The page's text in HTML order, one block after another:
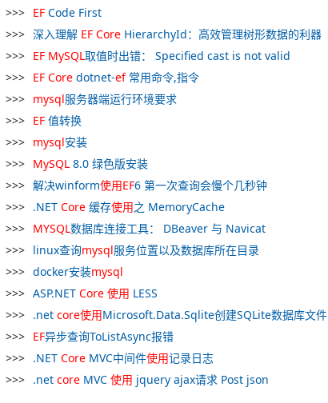
EF Code First
深入理解 EF Core HierarchyId：高效管理树形数据的利器
EF MySQL取值时出错： Specified cast is not valid
EF Core dotnet-ef常用命令,指令
mysql服务器端运行环境要求
EF 值转换
mysql安装
MySQL 8.0 绿色版安装
解决winform使用EF6 第一次查询会慢个几秒钟
.NET Core 缓存使用之 MemoryCache
MYSQL数据库连接工具： DBeaver 与 Navicat
linux查询mysql服务位置以及数据库所在目录
docker安装mysql
ASP.NET Core 使用 LESS
.net core使用Microsoft.Data.Sqlite创建SQLite数据库文件
EF异步查询ToListAsync报错
.NET Core MVC中间件使用记录日志
.net core MVC 使用 jquery ajax请求 Post json